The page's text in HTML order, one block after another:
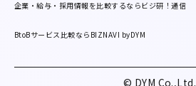
企業・給与・採用情報を比較するならビジ研！通信
BtoBサービス比較ならBIZNAVI byDYM
© DYM Co.,Ltd.